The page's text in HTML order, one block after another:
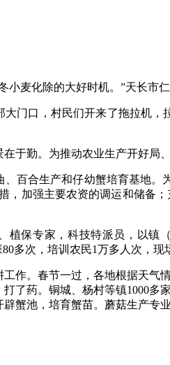
小麦化除的大好时机。”天长市
大门口，村民们开来了拖拉机
于勤。为推动农业生产开好局
、百合生产和仔幼蟹培育基地
，加强主要农资的调运和储备
植保专家，科技特派员，以镇
多次，培训农民1万多人次，现
作。春节一过，各地根据天气
了药。铜城、杨村等镇1000
蟹池，培育蟹苗。蘑菇生产专